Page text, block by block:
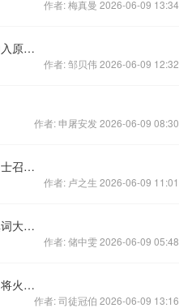
作者: 梅真曼 2026-06-09 13:34
惊喜！《敢达决战》确认正式加入原作台词配音
作者: 邹贝伟 2026-06-09 12:32
作者: 申屠安发 2026-06-09 08:30
安得猛士降四方《冰火幻想》勇士召唤详解
作者: 卢之生 2026-06-09 11:01
比肩林夕方文山《造化之门》填词大赛作品精选
作者: 储中雯 2026-06-09 05:48
圣斗士经典再现，《黄金魂》即将火爆开启
作者: 司徒冠伯 2026-06-09 13:16